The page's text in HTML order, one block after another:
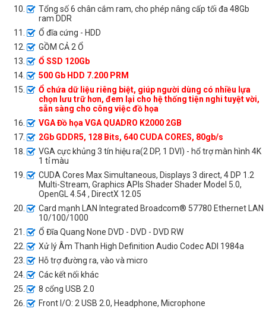
Tổng số 6 chân cắm ram, cho phép nâng cấp tối đa 48Gb
ram DDR
Ổ đĩa cứng - HDD
GỒM CẢ 2 Ổ
Ổ SSD 120Gb
500 Gb HDD 7.200 PRM
Ổ chứa dữ liệu riêng biệt, giúp người dùng có nhiều lựa
chọn lưu trữ hơn, đem lại cho hệ thống tiện nghi tuyệt vời,
sẵn sàng cho công việc đồ họa
VGA Đồ họa VGA QUADRO K2000 2GB
2Gb GDDR5, 128 Bits, 640 CUDA CORES, 80gb/s
VGA cực khủng 3 tín hiệu ra(2 DP, 1 DVI) - hổ trợ màn hình 4K
1 tỉ màu
CUDA Cores Max Simultaneous, Displays 3 direct, 4 DP 1.2
Multi-Stream, Graphics APIs Shader Shader Model 5.0,
OpenGL 4.54 , DirectX 12.05
Card mạnh LAN Integrated Broadcom® 57780 Ethernet LAN
10/100/1000
Ổ Đĩa Quang None DVD - DVD - DVD RW
Xử lý Âm Thanh High Definition Audio Codec ADI 1984a
Hỗ trợ đường ra, vào và micro
Các kết nối khác
8 cổng USB 2.0
Front I/O: 2 USB 2.0, Headphone, Microphone